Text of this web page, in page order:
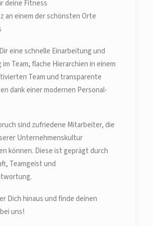
deine Fitness
an einem der schönsten Orte
eine schnelle Einarbeitung und
Team, flache Hierarchien in einem
Team und transparente
dank einer modernen Personal-
sind zufriedene Mitarbeiter, die
Unternehmenskultur
können. Diese ist geprägt durch
Teamgeist und
Dich hinaus und finde deinen
uns!